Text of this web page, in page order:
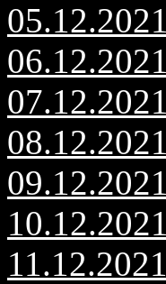
05.12.2021
06.12.2021
07.12.2021
08.12.2021
09.12.2021
10.12.2021
11.12.2021